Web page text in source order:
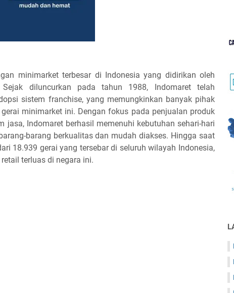
minimarket terbesar di Indonesia yang didirikan oleh
diluncurkan pada tahun 1988, Indomaret telah
sistem franchise, yang memungkinkan banyak pihak
minimarket ini. Dengan fokus pada penjualan produk
jasa, Indomaret berhasil memenuhi kebutuhan sehari-hari
barang berkualitas dan mudah diakses. Hingga saat
18.939 gerai yang tersebar di seluruh wilayah Indonesia,
terluas di negara ini.